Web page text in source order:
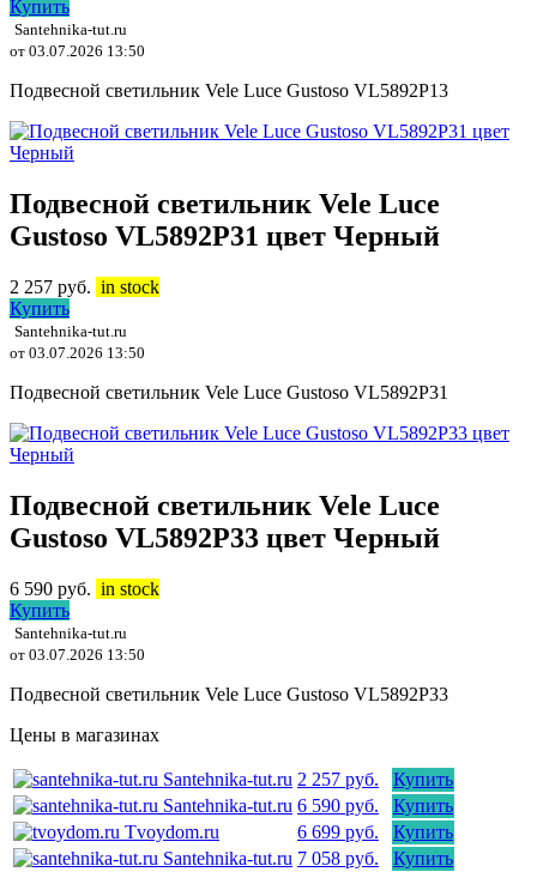
Купить
Santehnika-tut.ru
от 03.07.2026 13:50
Подвесной светильник Vele Luce Gustoso VL5892P13
Подвесной светильник Vele Luce
Gustoso VL5892P31 цвет Черный
2 257 руб. in stock
Купить
Santehnika-tut.ru
от 03.07.2026 13:50
Подвесной светильник Vele Luce Gustoso VL5892P31
Подвесной светильник Vele Luce
Gustoso VL5892P33 цвет Черный
6 590 руб. in stock
Купить
Santehnika-tut.ru
от 03.07.2026 13:50
Подвесной светильник Vele Luce Gustoso VL5892P33
Цены в магазинах
Santehnika-tut.ru 2 257 руб.
Купить
Santehnika-tut.ru 6 590 руб.
Купить
Tvoydom.ru
6 699 руб.
Купить
Santehnika-tut.ru 7 058 руб.
Купить